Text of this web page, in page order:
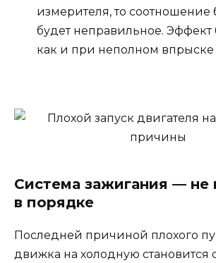
измерителя, то соотношение
будет неправильное. Эффект
как и при неполном впрыске
Система зажигания — не
в порядке
Последней причиной плохого
движка на холодную становится